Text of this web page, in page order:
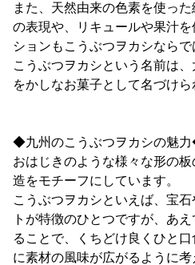
また、天然由来の色素を使っ
の表現や、リキュールや果汁
ションもこうぶつヲカシならで
こうぶつヲカシという名前は
をかしなお菓子として名づけら
◆九州のこうぶつヲカシの魅
おはじきのような様々な形の
造をモチーフにしています。
こうぶつヲカシといえば、宝
トが特徴のひとつですが、あ
ることで、くちどけ良くひと
に素材の風味が広がるように考